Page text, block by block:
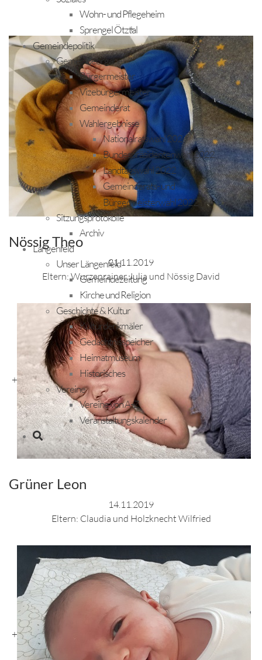
Wohn- und Pflegeheim
Sprengel Ötztal
Gemeindepolitik
Gemeindeorgane
Bürgermeister
Vizebürgermeister
Gemeinderat
Wahlergebnisse
Nationalratswahl 2024
Bundespräsidentenwahl 2022
Landtagswahl 2022
Gemeinderats- und
Bürgermeisterwahl 2022
Sitzungsprotokolle
Archiv
Längenfeld
Unser Längenfeld
Gemeindezeitung
Kirche und Religion
Geschichte & Kultur
Kulturdenkmäler
Gedächtnisspeicher
Heimatmuseum
Historisches
Vereine
Vereine von A-Z
Veranstaltungskalender
+
Nössig Theo
21.11.2019
Eltern: Wurzenrainer Julia und Nössig David
+
Grüner Leon
14.11.2019
Eltern: Claudia und Holzknecht Wilfried
+